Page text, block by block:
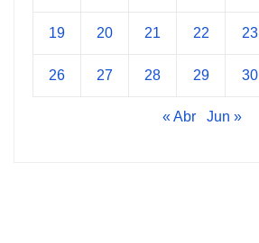
19 20 21 22 23
26 27 28 29 30
« Abr Jun »